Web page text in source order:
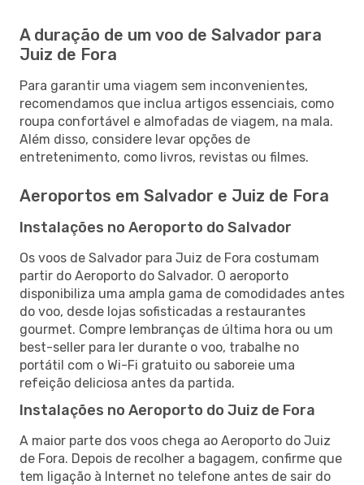
A duração de um voo de Salvador para
Juiz de Fora
Para garantir uma viagem sem inconvenientes,
recomendamos que inclua artigos essenciais, como
roupa confortável e almofadas de viagem, na mala.
Além disso, considere levar opções de
entretenimento, como livros, revistas ou filmes.
Aeroportos em Salvador e Juiz de Fora
Instalações no Aeroporto do Salvador
Os voos de Salvador para Juiz de Fora costumam
partir do Aeroporto do Salvador. O aeroporto
disponibiliza uma ampla gama de comodidades antes
do voo, desde lojas sofisticadas a restaurantes
gourmet. Compre lembranças de última hora ou um
best-seller para ler durante o voo, trabalhe no
portátil com o Wi-Fi gratuito ou saboreie uma
refeição deliciosa antes da partida.
Instalações no Aeroporto do Juiz de Fora
A maior parte dos voos chega ao Aeroporto do Juiz
de Fora. Depois de recolher a bagagem, confirme que
tem ligação à Internet no telefone antes de sair do